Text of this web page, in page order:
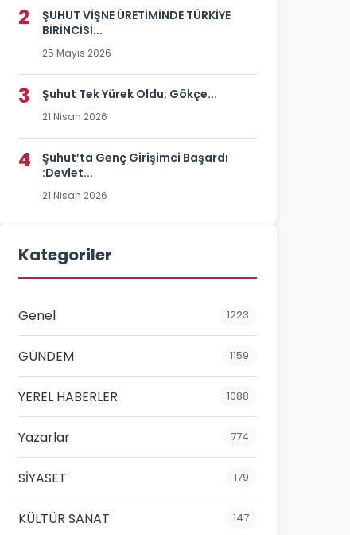
2
ŞUHUT VİŞNE ÜRETİMİNDE TÜRKİYE
BİRİNCİSİ...
25 Mayıs 2026
3 Şuhut Tek Yürek Oldu: Gökçe...
21 Nisan 2026
4
Şuhut’ta Genç Girişimci Başardı
:Devlet...
21 Nisan 2026
Kategoriler
Genel 1223
GÜNDEM 1159
YEREL HABERLER 1088
Yazarlar 774
SİYASET 179
KÜLTÜR SANAT 147